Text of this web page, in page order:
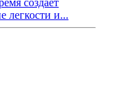
создает
легкости и...